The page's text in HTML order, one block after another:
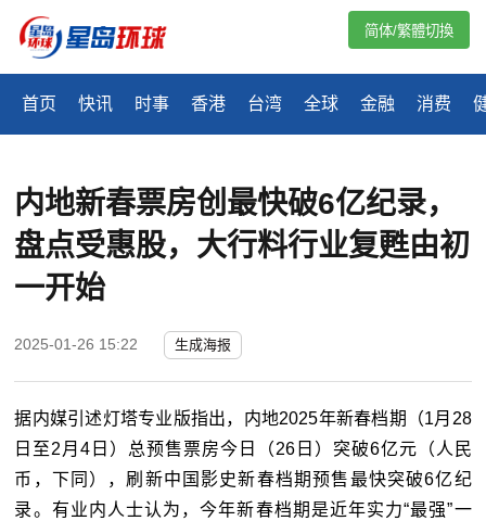
首页 快讯 时事 香港 台湾 全球 金融 消费
简体/繁體切換
内地新春票房创最快破6亿纪录，
盘点受惠股，大行料行业复甦由初
一开始
2025-01-26 15:22 生成海报
据内媒引述灯塔专业版指出，内地2025年新春档期（1月 28
日至2 月4 日）总预售票房今日（26日）突破6亿元（人民
币，下同），刷新中国影史新春档期预售最快突破6亿纪
录。有业内人士认为，今年新春档期是近年实力“最强”一